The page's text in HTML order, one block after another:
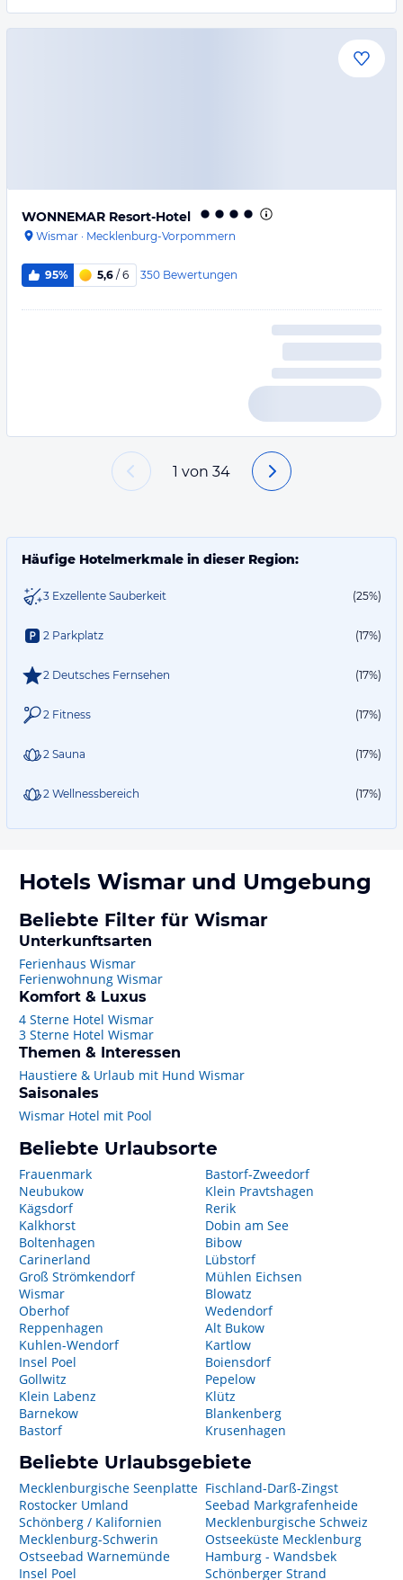
WONNEMAR Resort-Hotel
Wismar · Mecklenburg-Vorpommern
95% 5,6 / 6 350 Bewertungen
1 von 34
Häufige Hotelmerkmale in dieser Region:
3 Exzellente Sauberkeit (25%)
2 Parkplatz (17%)
2 Deutsches Fernsehen (17%)
2 Fitness (17%)
2 Sauna (17%)
2 Wellnessbereich (17%)
Hotels Wismar und Umgebung
Beliebte Filter für Wismar
Unterkunftsarten
Ferienhaus Wismar
Ferienwohnung Wismar
Komfort & Luxus
4 Sterne Hotel Wismar
3 Sterne Hotel Wismar
Themen & Interessen
Haustiere & Urlaub mit Hund Wismar
Saisonales
Wismar Hotel mit Pool
Beliebte Urlaubsorte
Frauenmark
Neubukow
Kägsdorf
Kalkhorst
Boltenhagen
Carinerland
Groß Strömkendorf
Wismar
Oberhof
Reppenhagen
Kuhlen-Wendorf
Insel Poel
Gollwitz
Klein Labenz
Barnekow
Bastorf
Bastorf-Zweedorf
Klein Pravtshagen
Rerik
Dobin am See
Bibow
Lübstorf
Mühlen Eichsen
Blowatz
Wedendorf
Alt Bukow
Kartlow
Boiensdorf
Pepelow
Klütz
Blankenberg
Krusenhagen
Beliebte Urlaubsgebiete
Mecklenburgische Seenplatte
Rostocker Umland
Schönberg / Kalifornien
Mecklenburg-Schwerin
Ostseebad Warnemünde
Insel Poel
Fischland-Darß-Zingst
Seebad Markgrafenheide
Mecklenburgische Schweiz
Ostseeküste Mecklenburg
Hamburg - Wandsbek
Schönberger Strand